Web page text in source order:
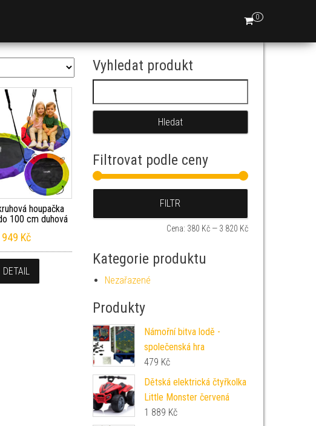
0
houpačka
100 cm duhová
949 Kč
DETAIL
Vyhledat produkt
Filtrovat podle ceny
FILTR
Cena: 380 Kč — 3 820 Kč
Kategorie produktu
Nezařazené
Produkty
Námořní bitva lodě -
společenská hra
479 Kč
Dětská elektrická čtyřkolka
Little Monster červená
1 889 Kč